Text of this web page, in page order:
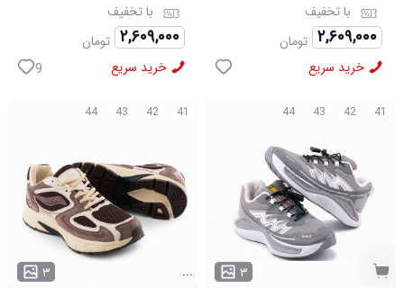
50919
با تخفیف
۲,۶۰۹,۰۰۰ تومان
خرید سریع
9
50920
با تخفیف
۲,۶۰۹,۰۰۰ تومان
خرید سریع
41
42
43
44
۳ ...
41
42
43
44
۳